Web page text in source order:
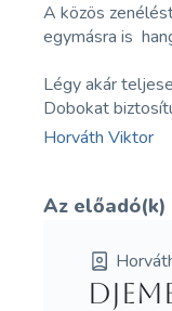
A közös
egymásra is
Légy akár
Dobokat
Horváth Viktor
Az